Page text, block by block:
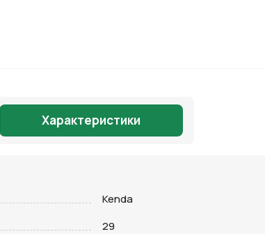
Характеристики
Kenda
29